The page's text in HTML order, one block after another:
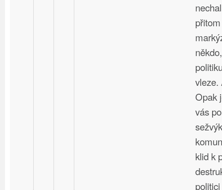
Opak
vás
klid k